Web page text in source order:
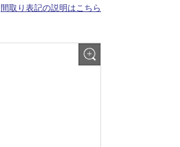
間取り表記の説明はこちら